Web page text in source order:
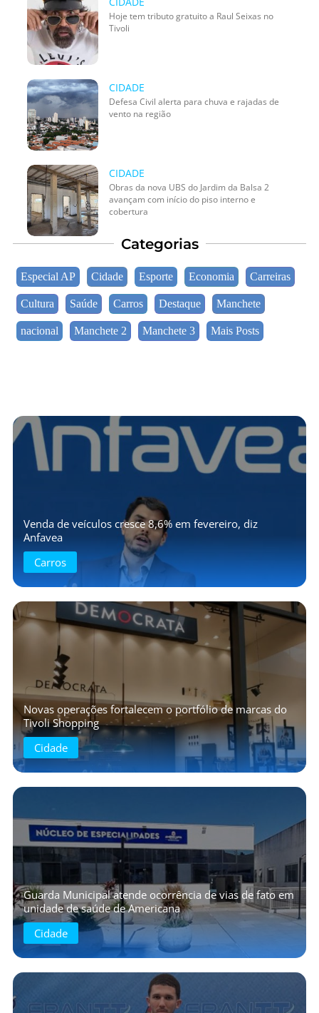
Hoje tem tributo gratuito a Raul Seixas no
Tivoli
CIDADE
Defesa Civil alerta para chuva e rajadas de
vento na região
CIDADE
Obras da nova UBS do Jardim da Balsa 2
avançam com início do piso interno e
cobertura
Categorias
Especial AP Cidade Esporte Economia Carreiras
Cultura Saúde Carros Destaque Manchete
nacional Manchete 2 Manchete 3 Mais Posts
Venda de veículos cresce 8,6% em fevereiro, diz
Anfavea
Carros
Novas operações fortalecem o portfólio de marcas do
Tivoli Shopping
Cidade
Guarda Municipal atende ocorrência de vias de fato em
unidade de saúde de Americana
Cidade